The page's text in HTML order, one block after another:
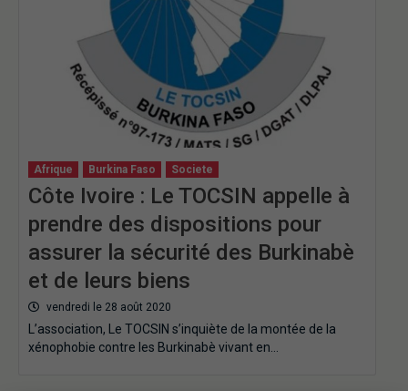
Afrique Burkina Faso Societe
Côte Ivoire : Le TOCSIN appelle à
prendre des dispositions pour
assurer la sécurité des Burkinabè
et de leurs biens
vendredi le 28 août 2020
L’association, Le TOCSIN s’inquiète de la montée de la
xénophobie contre les Burkinabè vivant en…